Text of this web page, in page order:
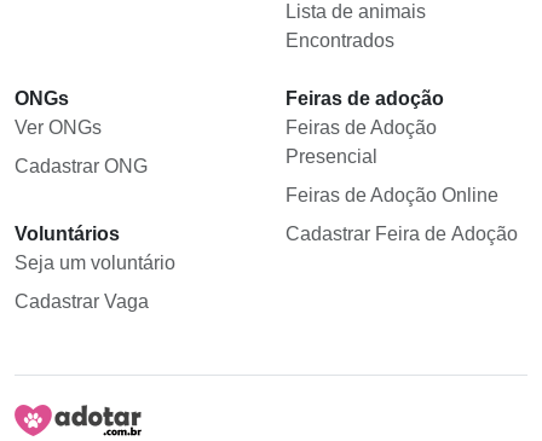
Lista de animais
Encontrados
ONGs
Ver ONGs
Cadastrar ONG
Voluntários
Seja um voluntário
Cadastrar Vaga
Feiras de adoção
Feiras de Adoção
Presencial
Feiras de Adoção Online
Cadastrar Feira de Adoção